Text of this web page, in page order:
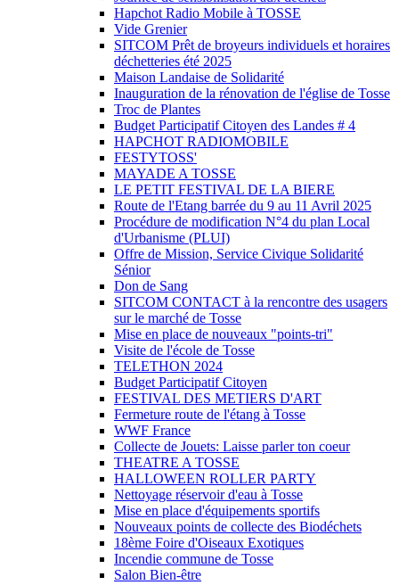
Hapchot Radio Mobile à TOSSE
Vide Grenier
SITCOM Prêt de broyeurs individuels et horaires
déchetteries été 2025
Maison Landaise de Solidarité
Inauguration de la rénovation de l'église de Tosse
Troc de Plantes
Budget Participatif Citoyen des Landes # 4
HAPCHOT RADIOMOBILE
FESTYTOSS'
MAYADE A TOSSE
LE PETIT FESTIVAL DE LA BIERE
Route de l'Etang barrée du 9 au 11 Avril 2025
Procédure de modification N°4 du plan Local
d'Urbanisme (PLUI)
Offre de Mission, Service Civique Solidarité
Sénior
Don de Sang
SITCOM CONTACT à la rencontre des usagers
sur le marché de Tosse
Mise en place de nouveaux "points-tri"
Visite de l'école de Tosse
TELETHON 2024
Budget Participatif Citoyen
FESTIVAL DES METIERS D'ART
Fermeture route de l'étang à Tosse
WWF France
Collecte de Jouets: Laisse parler ton coeur
THEATRE A TOSSE
HALLOWEEN ROLLER PARTY
Nettoyage réservoir d'eau à Tosse
Mise en place d'équipements sportifs
Nouveaux points de collecte des Biodéchets
18ème Foire d'Oiseaux Exotiques
Incendie commune de Tosse
Salon Bien-être